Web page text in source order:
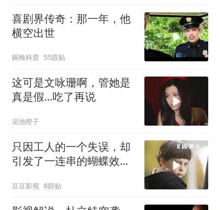
喜剧界传奇：那一年，他
横空出世
碗晚科普 55跟贴
这可是文咏珊啊，管她是
真是假…吃了再说
浴池橙子
只因工人的一个失误，却
引发了一连串的蝴蝶效
豆豆影视 8跟贴